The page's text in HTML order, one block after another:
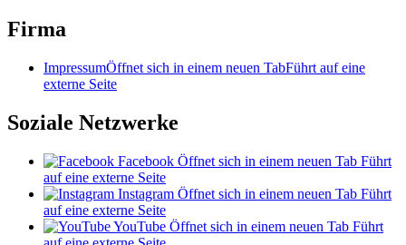
Firma
ImpressumÖffnet sich in einem neuen TabFührt auf eine
externe Seite
Soziale Netzwerke
Facebook Öffnet sich in einem neuen Tab Führt
auf eine externe Seite
Instagram Öffnet sich in einem neuen Tab Führt
auf eine externe Seite
YouTube Öffnet sich in einem neuen Tab Führt